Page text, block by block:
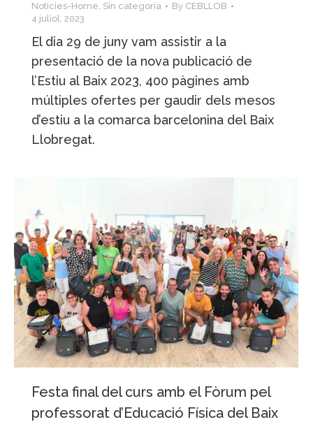
Notícies-Home, Sin categoría By CEBLLOB
4 juliol, 2023
El dia 29 de juny vam assistir a la
presentació de la nova publicació de
l’Estiu al Baix 2023, 400 pàgines amb
múltiples ofertes per gaudir dels mesos
d’estiu a la comarca barcelonina del Baix
Llobregat.
Festa final del curs amb el Fòrum pel
professorat d’Educació Física del Baix